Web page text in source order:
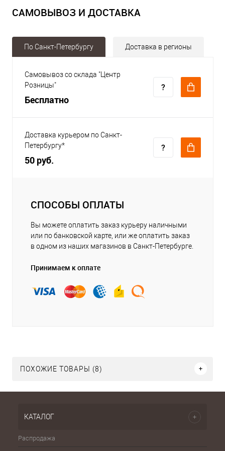
САМОВЫВОЗ И ДОСТАВКА
По Санкт-Петербургу Доставка в регионы
Самовывоз со склада "Центр
Розницы"
Бесплатно
Доставка курьером по Санкт-
Петербургу*
50 руб.
СПОСОБЫ ОПЛАТЫ
Вы можете оплатить заказ курьеру наличными
или по банковской карте, или же оплатить заказ
в одном из наших магазинов в Санкт-Петербурге.
Принимаем к оплате
ПОХОЖИЕ ТОВАРЫ (8)
КАТАЛОГ
Распродажа